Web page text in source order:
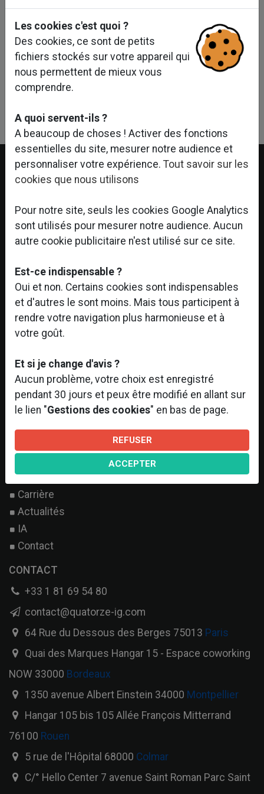
hôtellerie
DERNIERS ARTICLES
[Evènement - #MIPIM] BPM - 126 Rivo...
[Projet en cours ] – Réhabilitation...
[Appel d’Offre] – Lauréat
[VIE D’ENTREPRISE] – Séminaire Grou...
[Projet] "Restructuration de l’imme...
Nos références
Carrière
Actualités
IA
Contact
CONTACT
+33 1 81 69 54 80
contact@quatorze-ig.com
64 Rue du Dessous des Berges 75013 Paris
Quai des Marques Hangar 15 - Espace coworking
NOW 33000 Bordeaux
1350 avenue Albert Einstein 34000 Montpellier
Hangar 105 bis 105 Allée François Mitterrand
76100 Rouen
5 rue de l'Hôpital 68000 Colmar
C/° Hello Center 7 avenue Saint Roman Parc Saint
Les cookies c'est quoi ?
Des cookies, ce sont de petits
fichiers stockés sur votre appareil qui
nous permettent de mieux vous
comprendre.
A quoi servent-ils ?
A beaucoup de choses ! Activer des fonctions
essentielles du site, mesurer notre audience et
personnaliser votre expérience. Tout savoir sur les
cookies que nous utilisons
Pour notre site, seuls les cookies Google Analytics
sont utilisés pour mesurer notre audience. Aucun
autre cookie publicitaire n'est utilisé sur ce site.
Est-ce indispensable ?
Oui et non. Certains cookies sont indispensables
et d'autres le sont moins. Mais tous participent à
rendre votre navigation plus harmonieuse et à
votre goût.
Et si je change d'avis ?
Aucun problème, votre choix est enregistré
pendant 30 jours et peux être modifié en allant sur
le lien "Gestions des cookies" en bas de page.
REFUSER
ACCEPTER